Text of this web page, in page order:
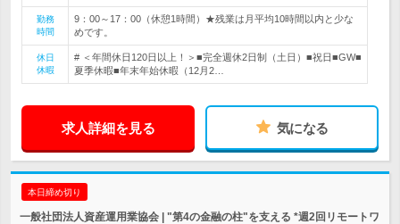
勤務
時間
9：00～17：00（休憩1時間）★残業は月平均10時間以内と少な
めです。
休日
休暇
# ＜年間休日120日以上！＞■完全週休2日制（土日）■祝日■GW■
夏季休暇■年末年始休暇（12月2…
求人詳細を見る 気になる
本日締め切り
一般社団法人資産運用業協会 | "第4の金融の柱"を支える *週2回リモートワ